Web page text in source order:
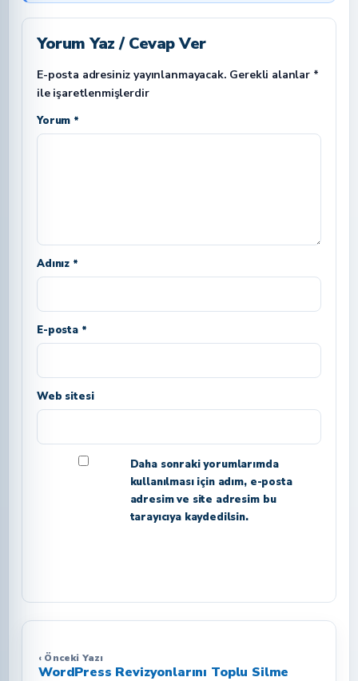
Yorum Yaz / Cevap Ver
E-posta adresiniz yayınlanmayacak. Gerekli alanlar *
ile işaretlenmişlerdir
Yorum *
Adınız *
E-posta *
Web sitesi
Daha sonraki yorumlarımda
kullanılması için adım, e-posta
adresim ve site adresim bu
tarayıcıya kaydedilsin.
‹ Önceki Yazı
WordPress Revizyonlarını Toplu Silme